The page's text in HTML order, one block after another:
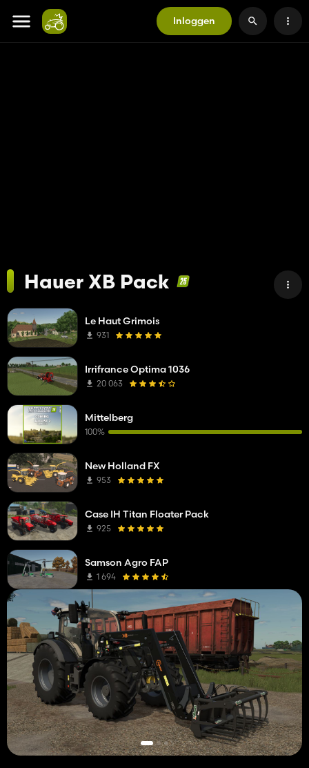
Inloggen
Hauer XB Pack
Le Haut Grimois
931
Irrifrance Optima 1036
20 063
Mittelberg
100%
New Holland FX
953
Case IH Titan Floater Pack
925
Samson Agro FAP
1 694